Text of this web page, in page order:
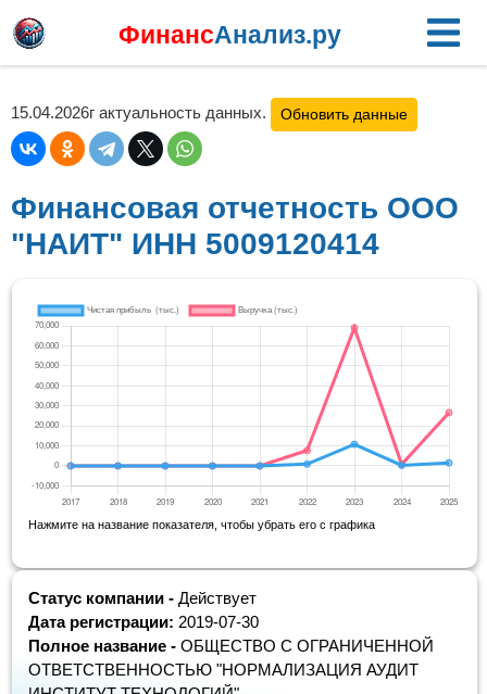
ФинансАнализ.ру
15.04.2026г актуальность данных. Обновить данные
Финансовая отчетность ООО
"НАИТ" ИНН 5009120414
Нажмите на название показателя, чтобы убрать его с графика
Статус компании - Действует
Дата регистрации: 2019-07-30
Полное название - ОБЩЕСТВО С ОГРАНИЧЕННОЙ
ОТВЕТСТВЕННОСТЬЮ "НОРМАЛИЗАЦИЯ АУДИТ